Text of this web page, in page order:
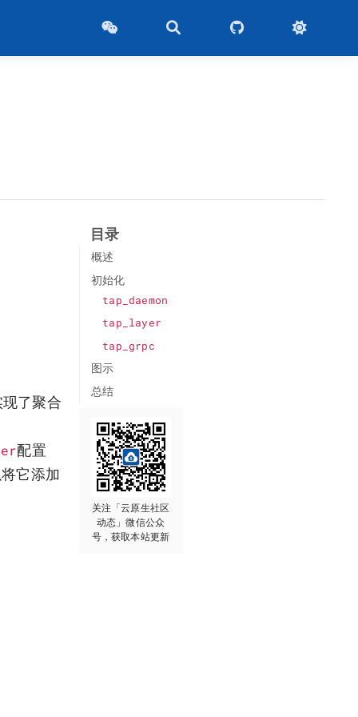
目录
概述
初始化
tap_daemon
tap_layer
tap_grpc
图示
总结
关注「云原生社区
动态」微信公众
号，获取本站更新
了聚合
配置
它添加